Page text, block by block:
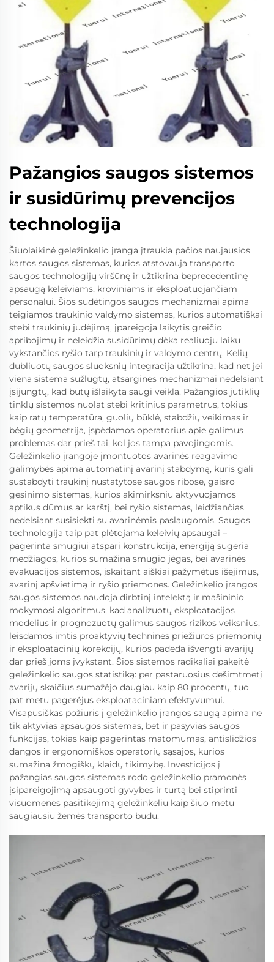
Pažangios saugos sistemos
ir susidūrimų prevencijos
technologija
Šiuolaikinė geležinkelio įranga įtraukia pačios naujausios
kartos saugos sistemas, kurios atstovauja transporto
saugos technologijų viršūnę ir užtikrina beprecedentinę
apsaugą keleiviams, kroviniams ir eksploatuojančiam
personalui. Šios sudėtingos saugos mechanizmai apima
teigiamos traukinio valdymo sistemas, kurios automatiškai
stebi traukinių judėjimą, įpareigoja laikytis greičio
apribojimų ir neleidžia susidūrimų dėka realiuoju laiku
vykstančios ryšio tarp traukinių ir valdymo centrų. Kelių
dubliuotų saugos sluoksnių integracija užtikrina, kad net jei
viena sistema sužlugtų, atsarginės mechanizmai nedelsiant
įsijungtų, kad būtų išlaikyta saugi veikla. Pažangios jutiklių
tinklų sistemos nuolat stebi kritinius parametrus, tokius
kaip ratų temperatūra, guolių būklė, stabdžių veikimas ir
bėgių geometrija, įspėdamos operatorius apie galimus
problemas dar prieš tai, kol jos tampa pavojingomis.
Geležinkelio įrangoje įmontuotos avarinės reagavimo
galimybės apima automatinį avarinį stabdymą, kuris gali
sustabdyti traukinį nustatytose saugos ribose, gaisro
gesinimo sistemas, kurios akimirksniu aktyvuojamos
aptikus dūmus ar karštį, bei ryšio sistemas, leidžiančias
nedelsiant susisiekti su avarinėmis paslaugomis. Saugos
technologija taip pat plėtojama keleivių apsaugai –
pagerinta smūgiui atspari konstrukcija, energiją sugeria
medžiagos, kurios sumažina smūgio jėgas, bei avarinės
evakuacijos sistemos, įskaitant aiškiai pažymėtus išėjimus,
avarinį apšvietimą ir ryšio priemones. Geležinkelio įrangos
saugos sistemos naudoja dirbtinį intelektą ir mašininio
mokymosi algoritmus, kad analizuotų eksploatacijos
modelius ir prognozuotų galimus saugos rizikos veiksnius,
leisdamos imtis proaktyvių techninės priežiūros priemonių
ir eksploatacinių korekcijų, kurios padeda išvengti avarijų
dar prieš joms įvykstant. Šios sistemos radikaliai pakeitė
geležinkelio saugos statistiką: per pastaruosius dešimtmetį
avarijų skaičius sumažėjo daugiau kaip 80 procentų, tuo
pat metu pagerėjus eksploataciniam efektyvumui.
Visapusiškas požiūris į geležinkelio įrangos saugą apima ne
tik aktyvias apsaugos sistemas, bet ir pasyvias saugos
funkcijas, tokias kaip pagerintas matomumas, antislidžios
dangos ir ergonomiškos operatorių sąsajos, kurios
sumažina žmogiškų klaidų tikimybę. Investicijos į
pažangias saugos sistemas rodo geležinkelio pramonės
įsipareigojimą apsaugoti gyvybes ir turtą bei stiprinti
visuomenės pasitikėjimą geležinkeliu kaip šiuo metu
saugiausiu žemės transporto būdu.